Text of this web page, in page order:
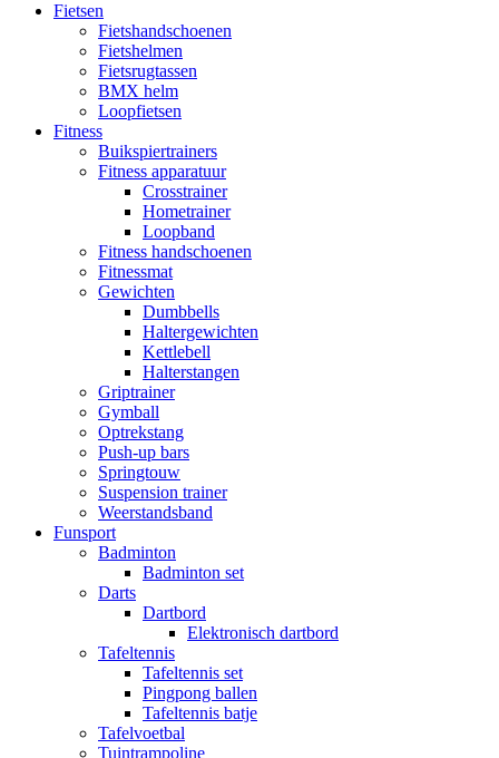
Fietsen
Fietshandschoenen
Fietshelmen
Fietsrugtassen
BMX helm
Loopfietsen
Fitness
Buikspiertrainers
Fitness apparatuur
Crosstrainer
Hometrainer
Loopband
Fitness handschoenen
Fitnessmat
Gewichten
Dumbbells
Haltergewichten
Kettlebell
Halterstangen
Griptrainer
Gymball
Optrekstang
Push-up bars
Springtouw
Suspension trainer
Weerstandsband
Funsport
Badminton
Badminton set
Darts
Dartbord
Elektronisch dartbord
Tafeltennis
Tafeltennis set
Pingpong ballen
Tafeltennis batje
Tafelvoetbal
Tuintrampoline